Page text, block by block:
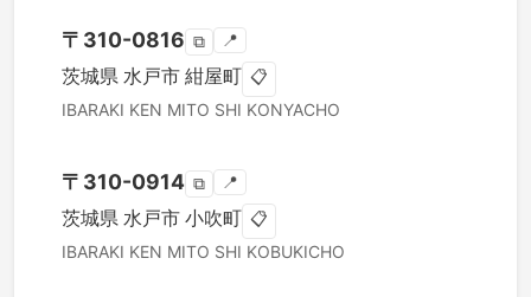
〒 310-0816 ⧉ 📍
茨城県 水戸市 紺屋町 📋
IBARAKI KEN MITO SHI KONYACHO
〒 310-0914 ⧉ 📍
茨城県 水戸市 小吹町 📋
IBARAKI KEN MITO SHI KOBUKICHO